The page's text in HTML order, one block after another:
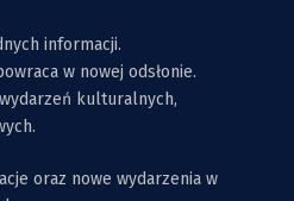
informacji.
w nowej odsłonie.
kulturalnych,
oraz nowe wydarzenia w